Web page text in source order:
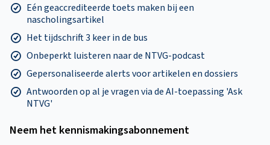
Eén geaccrediteerde toets maken bij een
nascholingsartikel
Het tijdschrift 3 keer in de bus
Onbeperkt luisteren naar de NTVG-podcast
Gepersonaliseerde alerts voor artikelen en dossiers
Antwoorden op al je vragen via de AI-toepassing 'Ask
NTVG'
Neem het kennismakings­abonnement